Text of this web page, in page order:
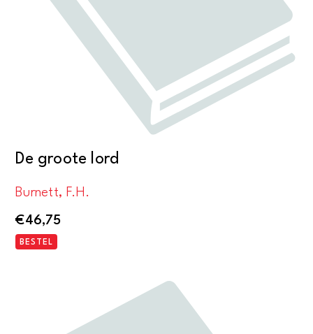
De groote lord
Burnett, F.H.
€46,75
BESTEL